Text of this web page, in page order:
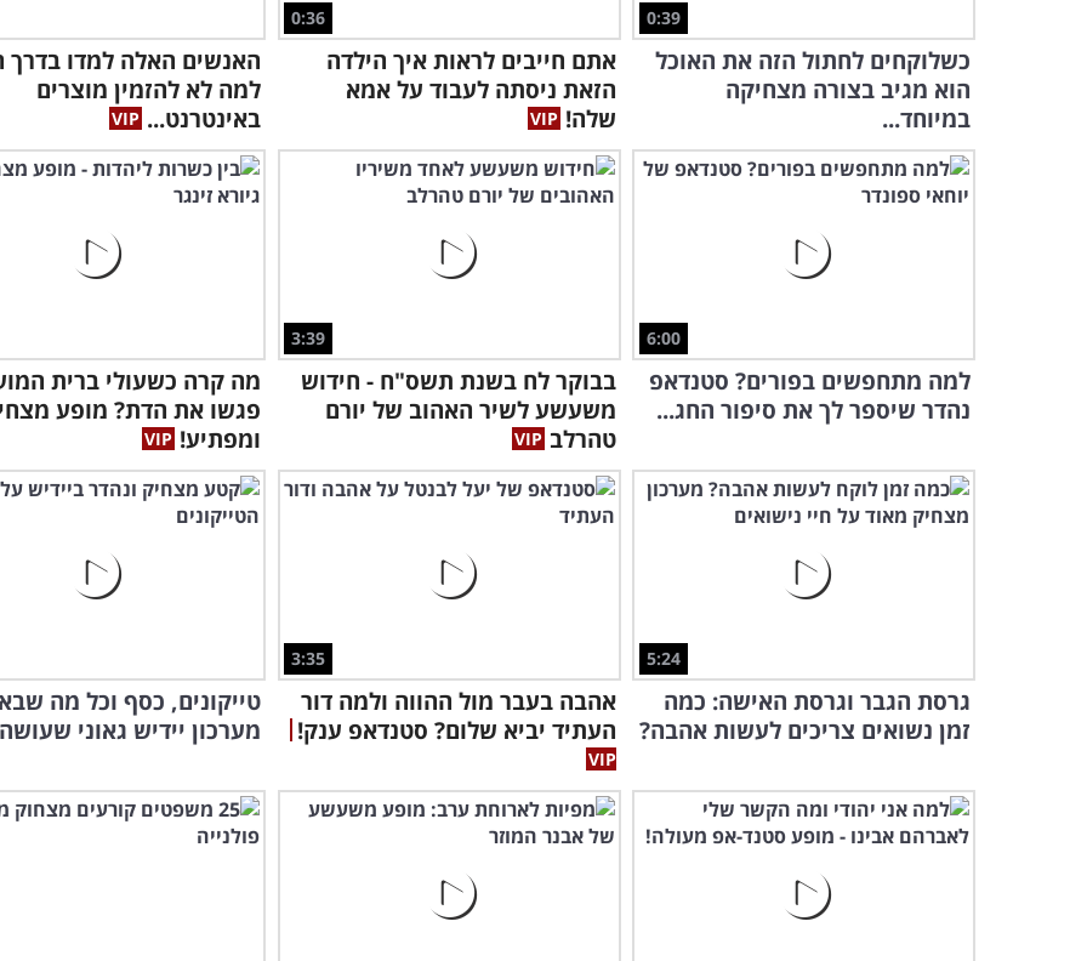
0:39
כשלוקחים לחתול הזה את האוכל
הוא מגיב בצורה מצחיקה
במיוחד...
0:36
אתם חייבים לראות איך הילדה
הזאת ניסתה לעבוד על אמא
שלה!
האנשים האלה למדו
למה לא להזמין מוצרים
באינטרנט...
6:00
למה מתחפשים בפורים? סטנדאפ
נהדר שיספר לך את סיפור החג...
3:39
בבוקר לח בשנת תשס"ח - חידוש
משעשע לשיר האהוב של יורם
טהרלב
מה קרה כשעולי ברית
פגשו את הדת? מופע
ומפתיע!
5:24
גרסת הגבר וגרסת האישה: כמה
זמן נשואים צריכים לעשות אהבה?
3:35
אהבה בעבר מול ההווה ולמה דור
העתיד יביא שלום? סטנדאפ ענק!
טייקונים, כסף וכל מה
מערכון יידיש גאוני